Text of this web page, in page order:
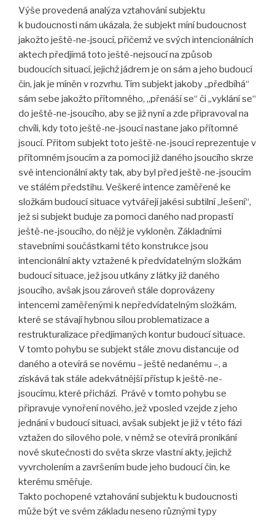
Výše provedená analýza vztahování subjektu
k budoucnosti nám ukázala, že subjekt míní budoucnost
jakožto ještě-ne-jsoucí, přičemž ve svých intencionálních
aktech předjímá toto ještě-nejsoucí na způsob
budoucích situací, jejichž jádrem je on sám a jeho budoucí
čin, jak je míněn v rozvrhu. Tím subjekt jakoby „předbíhá“
sám sebe jakožto přítomného, „přenáší se“ či „vyklání se“
do ještě-ne-jsoucího, aby se již nyní a zde připravoval na
chvíli, kdy toto ještě-ne-jsoucí nastane jako přítomné
jsoucí. Přitom subjekt toto ještě-ne-jsoucí reprezentuje v
přítomném jsoucím a za pomoci již daného jsoucího skrze
své intencionální akty tak, aby byl před ještě-ne-jsoucím
ve stálém předstihu. Veškeré intence zaměřené ke
složkám budoucí situace vytvářejí jakési subtilní „lešení“,
jež si subjekt buduje za pomoci daného nad propastí
ještě-ne-jsoucího, do nějž je vykloněn. Základními
stavebními součástkami této konstrukce jsou
intencionální akty vztažené k předvídatelným složkám
budoucí situace, jež jsou utkány z látky již daného
jsoucího, avšak jsou zároveň stále doprovázeny
intencemi zaměřenými k nepředvídatelným složkám,
které se stávají hybnou silou problematizace a
restrukturalizace předjímaných kontur budoucí situace.
V tomto pohybu se subjekt stále znovu distancuje od
daného a otevírá se novému – ještě nedanému –, a
získává tak stále adekvátnější přístup k ještě-ne-
jsoucímu, které přichází. Právě v tomto pohybu se
připravuje vynoření nového, jež vposled vzejde z jeho
jednání v budoucí situaci, avšak subjekt je již v této fázi
vztažen do silového pole, v němž se otevírá pronikání
nové skutečnosti do světa skrze vlastní akty, jejichž
vyvrcholením a završením bude jeho budoucí čin, ke
kterému směřuje.
Takto pochopené vztahování subjektu k budoucnosti
může být ve svém základu neseno různými typy